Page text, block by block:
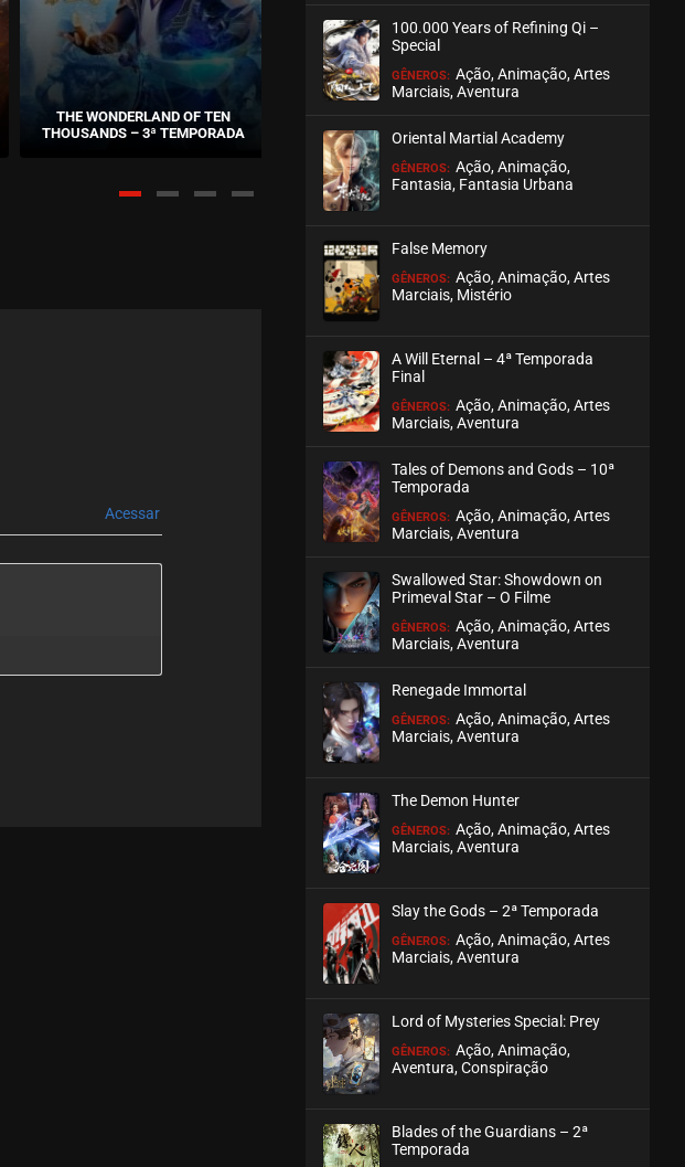
ASSISTIDO
THE WONDERLAND OF TEN
THOUSANDS – 3ª TEMPORADA
THE RICHEST MAN IN GAME
Acessar
100.000 Years of Refining Qi –
Special
GÊNEROS: Ação, Animação, Artes
Marciais, Aventura
Oriental Martial Academy
GÊNEROS: Ação, Animação,
Fantasia, Fantasia Urbana
False Memory
GÊNEROS: Ação, Animação, Artes
Marciais, Mistério
A Will Eternal – 4ª Temporada
Final
GÊNEROS: Ação, Animação, Artes
Marciais, Aventura
Tales of Demons and Gods – 10ª
Temporada
GÊNEROS: Ação, Animação, Artes
Marciais, Aventura
Swallowed Star: Showdown on
Primeval Star – O Filme
GÊNEROS: Ação, Animação, Artes
Marciais, Aventura
Renegade Immortal
GÊNEROS: Ação, Animação, Artes
Marciais, Aventura
The Demon Hunter
GÊNEROS: Ação, Animação, Artes
Marciais, Aventura
Slay the Gods – 2ª Temporada
GÊNEROS: Ação, Animação, Artes
Marciais, Aventura
Lord of Mysteries Special: Prey
GÊNEROS: Ação, Animação,
Aventura, Conspiração
Blades of the Guardians – 2ª
Temporada